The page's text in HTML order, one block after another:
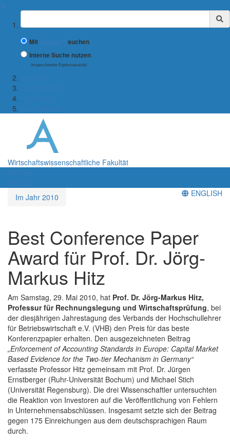
Suchbegriff
Mit
suchen
Interne Suche nutzen
(eingeschränkte Ergebnisqualität)
Wirtschaftswissenschaftliche Fakultät
Im Jahr 2010
ENGLISH
Best Conference Paper
Award für Prof. Dr. Jörg-
Markus Hitz
Am Samstag, 29. Mai 2010, hat Prof. Dr. Jörg-Markus Hitz,
Professur für Rechnungslegung und Wirtschaftsprüfung, bei
der diesjährigen Jahrestagung des Verbands der Hochschullehrer
für Betriebswirtschaft e.V. (VHB) den Preis für das beste
Konferenzpapier erhalten. Den ausgezeichneten Beitrag
„Enforcement of Accounting Standards in Europe: Capital Market
Based Evidence for the Two-tier Mechanism in Germany“
verfasste Professor Hitz gemeinsam mit Prof. Dr. Jürgen
Ernstberger (Ruhr-Universität Bochum) und Michael Stich
(Universität Regensburg). Die drei Wissenschaftler untersuchten
die Reaktion von Investoren auf die Veröffentlichung von Fehlern
in Unternehmensabschlüssen. Insgesamt setzte sich der Beitrag
gegen 175 Einreichungen aus dem deutschsprachigen Raum
durch.